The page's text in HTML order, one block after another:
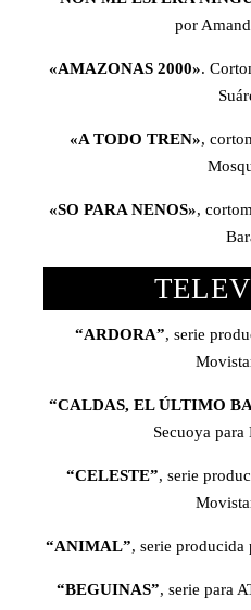
por
«AMAZONAS 2000».
«A TODO TREN»,
«SO PARA NENOS»,
“ARDORA”, serie
“CALDAS, EL ÚLTIMO
Secuoya para
“CELESTE”, serie
“ANIMAL”, serie
“BEGUINAS”, serie para